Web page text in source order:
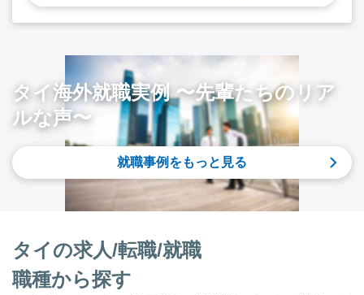
タイ海外就職実例 〜先輩たちのリア
ルな声〜
就職事例をもっと見る
タイの求人/転職/就職
職種から探す